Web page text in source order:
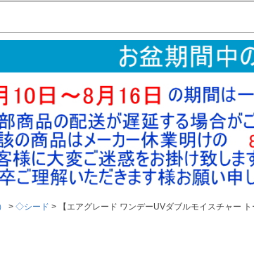
◇シード 【エアグレード ワンデーUVダブルモイスチャー ト